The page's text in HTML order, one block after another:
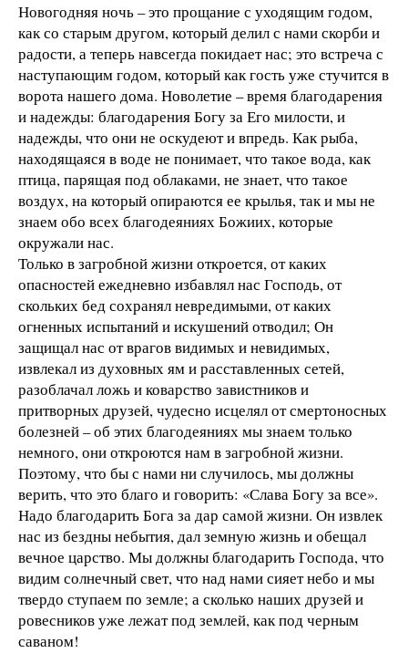
Новогодняя ночь – это прощание с уходящим годом,
как со старым другом, который делил с нами скорби и
радости, а теперь навсегда покидает нас; это встреча с
наступающим годом, который как гость уже стучится в
ворота нашего дома. Новолетие – время благодарения
и надежды: благодарения Богу за Его милости, и
надежды, что они не оскудеют и впредь. Как рыба,
находящаяся в воде не понимает, что такое вода, как
птица, парящая под облаками, не знает, что такое
воздух, на который опираются ее крылья, так и мы не
знаем обо всех благодеяниях Божиих, которые
окружали нас.
Только в загробной жизни откроется, от каких
опасностей ежедневно избавлял нас Господь, от
скольких бед сохранял невредимыми, от каких
огненных испытаний и искушений отводил; Он
защищал нас от врагов видимых и невидимых,
извлекал из духовных ям и расставленных сетей,
разоблачал ложь и коварство завистников и
притворных друзей, чудесно исцелял от смертоносных
болезней – об этих благодеяниях мы знаем только
немного, они откроются нам в загробной жизни.
Поэтому, что бы с нами ни случилось, мы должны
верить, что это благо и говорить: «Слава Богу за все».
Надо благодарить Бога за дар самой жизни. Он извлек
нас из бездны небытия, дал земную жизнь и обещал
вечное царство. Мы должны благодарить Господа, что
видим солнечный свет, что над нами сияет небо и мы
твердо ступаем по земле; а сколько наших друзей и
ровесников уже лежат под землей, как под черным
саваном!